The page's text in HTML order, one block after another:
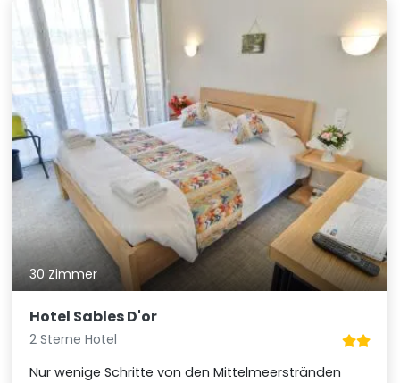
30 Zimmer
Hotel Sables D'or
2 Sterne Hotel
Nur wenige Schritte von den Mittelmeerstränden